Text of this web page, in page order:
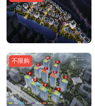
不限购